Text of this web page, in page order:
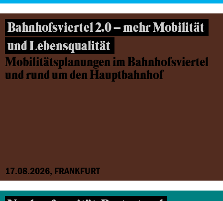
Bahnhofsviertel 2.0 – mehr Mobilität
und Lebensqualität
Mobilitätsplanungen im Bahnhofsviertel
und rund um den Hauptbahnhof
17.08.2026, FRANKFURT